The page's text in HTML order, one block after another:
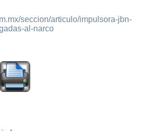
seccion/articulo/impulsora-jbn-
al-narco